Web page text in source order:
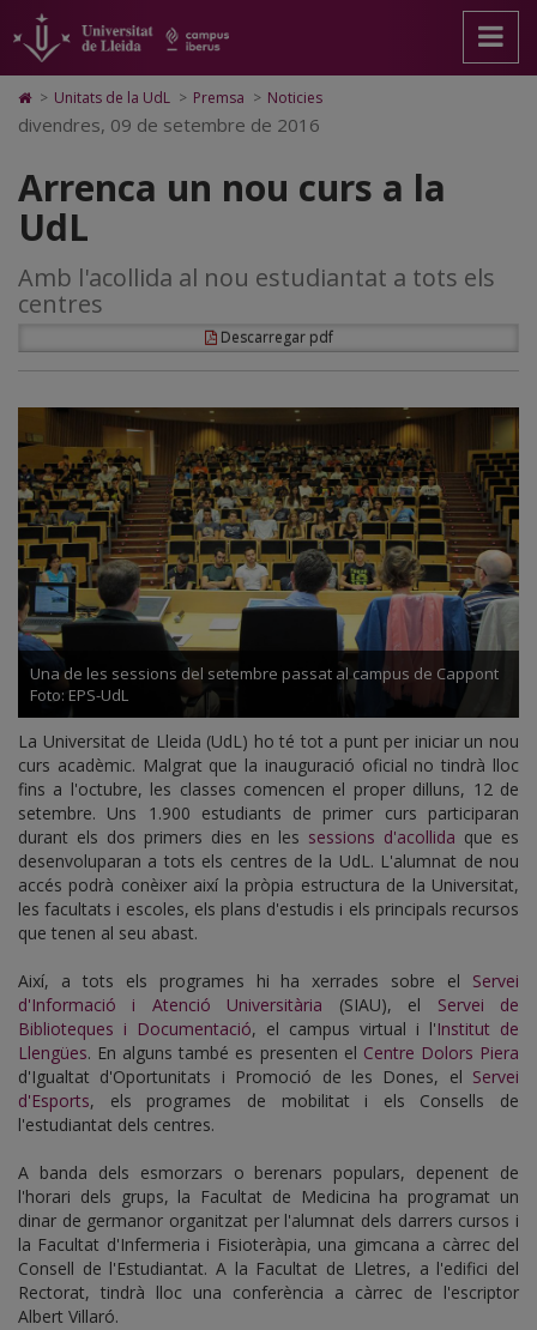
Arrenca
un
nou
curs
la
UdL
pàgina
principal.
Universitat
Lleida
contingut
principal
Mapa
Web.
Universitat
Cerca
Accessibilitat.
Universitat
Lleida
Icono
de
Home
ir
a
la
página
inicio
> Unitats de la UdL > Premsa > Noticies
divendres, 09 de setembre de 2016
Arrenca un nou curs a la
UdL
Amb l'acollida al nou estudiantat a tots els
centres
Descarregar pdf
Una de les sessions del setembre passat al campus de Cappont
Foto: EPS-UdL
La Universitat de Lleida (UdL) ho té tot a punt per iniciar un nou
curs acadèmic. Malgrat que la inauguració oficial no tindrà lloc
fins a l'octubre, les classes comencen el proper dilluns, 12 de
setembre. Uns 1.900 estudiants de primer curs participaran
durant els dos primers dies en les sessions d'acollida que es
desenvoluparan a tots els centres de la UdL. L'alumnat de nou
accés podrà conèixer així la pròpia estructura de la Universitat,
les facultats i escoles, els plans d'estudis i els principals recursos
que tenen al seu abast.
Així, a tots els programes hi ha xerrades sobre el Servei
d'Informació i Atenció Universitària (SIAU), el Servei de
Biblioteques i Documentació, el campus virtual i l'Institut de
Llengües. En alguns també es presenten el Centre Dolors Piera
d'Igualtat d'Oportunitats i Promoció de les Dones, el Servei
d'Esports, els programes de mobilitat i els Consells de
l'estudiantat dels centres.
A banda dels esmorzars o berenars populars, depenent de
l'horari dels grups, la Facultat de Medicina ha programat un
dinar de germanor organitzat per l'alumnat dels darrers cursos i
la Facultat d'Infermeria i Fisioteràpia, una gimcana a càrrec del
Consell de l'Estudiantat. A la Facultat de Lletres, a l'edifici del
Rectorat, tindrà lloc una conferència a càrrec de l'escriptor
Albert Villaró.